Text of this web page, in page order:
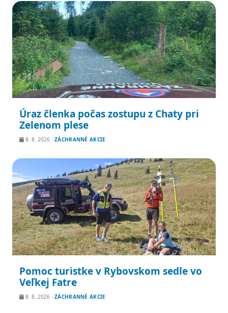
Úraz členka počas zostupu z Chaty pri
Zelenom plese
8. 8. 2026 · ZÁCHRANNÉ AKCIE
Pomoc turistke v Rybovskom sedle vo
Veľkej Fatre
8. 8. 2026 · ZÁCHRANNÉ AKCIE